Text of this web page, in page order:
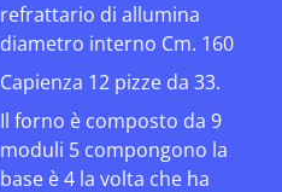
refrattario di allumina
diametro interno Cm. 160
Capienza 12 pizze da 33.
Il forno è composto da 9
moduli 5 compongono la
base è 4 la volta che ha